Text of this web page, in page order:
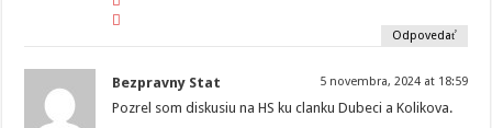
Odpovedať
Bezpravny Stat 5 novembra, 2024 at 18:59
Pozrel som diskusiu na HS ku clanku Dubeci a Kolikova.